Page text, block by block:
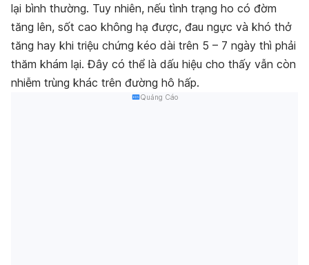
lại bình thường. Tuy nhiên, nếu tình trạng ho có đờm
tăng lên, sốt cao không hạ được, đau ngực và khó thở
tăng hay khi triệu chứng kéo dài trên 5 – 7 ngày thì phải
thăm khám lại. Đây có thể là dấu hiệu cho thấy vẫn còn
nhiễm trùng khác trên đường hô hấp.
Quảng Cáo